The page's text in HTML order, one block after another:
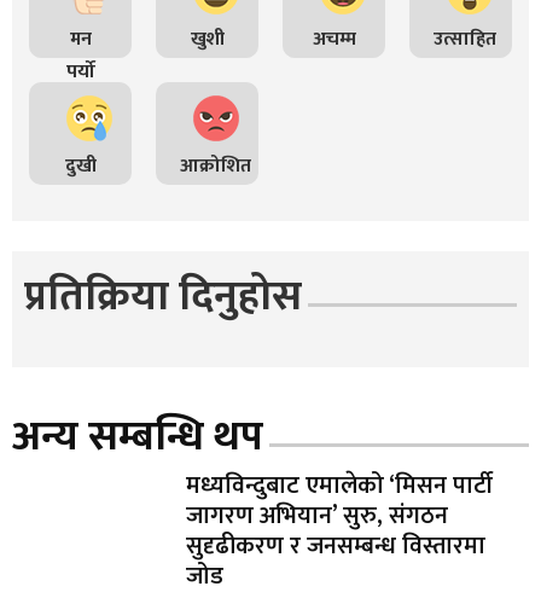
मन
पर्यो
खुशी अचम्म उत्साहित
दुखी आक्रोशित
प्रतिक्रिया दिनुहोस
अन्य सम्बन्धि थप
मध्यविन्दुबाट एमालेको ‘मिसन पार्टी
जागरण अभियान’ सुरु, संगठन
सुदृढीकरण र जनसम्बन्ध विस्तारमा
जोड